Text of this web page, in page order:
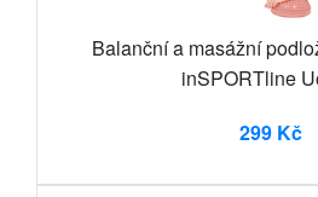
Balanční a masážní
inSPORTline
299 Kč